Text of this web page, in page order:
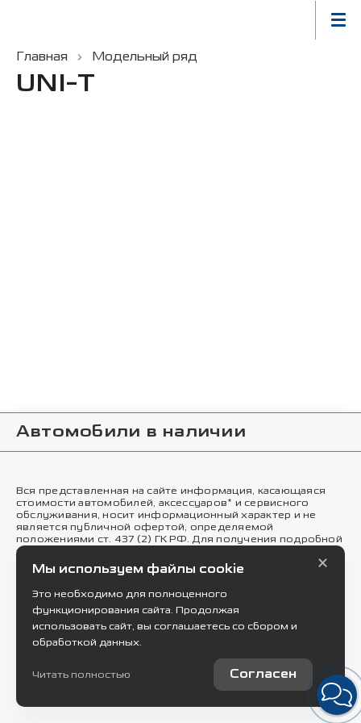
Главная Модельный ряд
UNI-T
Автомобили в наличии
Вся представленная на сайте информация, касающаяся
стоимости автомобилей, аксессуаров* и сервисного
обслуживания, носит информационный характер и не
является публичной офертой, определяемой
положениями ст. 437 (2) ГК РФ. Для получения подробной
информации обращайтесь в наши автосалоны.
Опубликованная на данном сайте информация может
быть изменена в любое время без предварительного
уведомления. * Стоимость аксессуаров указана без учета
стоимости установки.
Правовая информация
Работает на технологиях
Мы используем файлы cookie
Это необходимо для полноценного
функционирования сайта. Продолжая
использовать сайт, вы соглашаетесь со сбором и
обработкой данных.
Читать полностью Согласен
×